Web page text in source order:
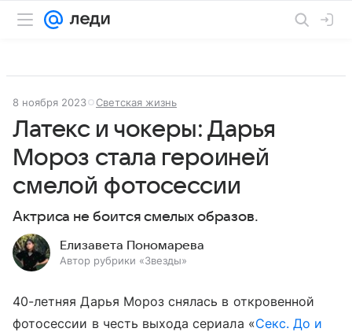
8 ноября 2023 Светская жизнь
Латекс и чокеры: Дарья
Мороз стала героиней
смелой фотосессии
Актриса не боится смелых образов.
Елизавета Пономарева
Автор рубрики «Звезды»
40-летняя Дарья Мороз снялась в откровенной
фотосессии в честь выхода сериала «Секс. До и